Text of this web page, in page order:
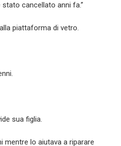
cancellato anni fa.”
piattaforma di vetro.
sua figlia.
mentre lo aiutava a riparare